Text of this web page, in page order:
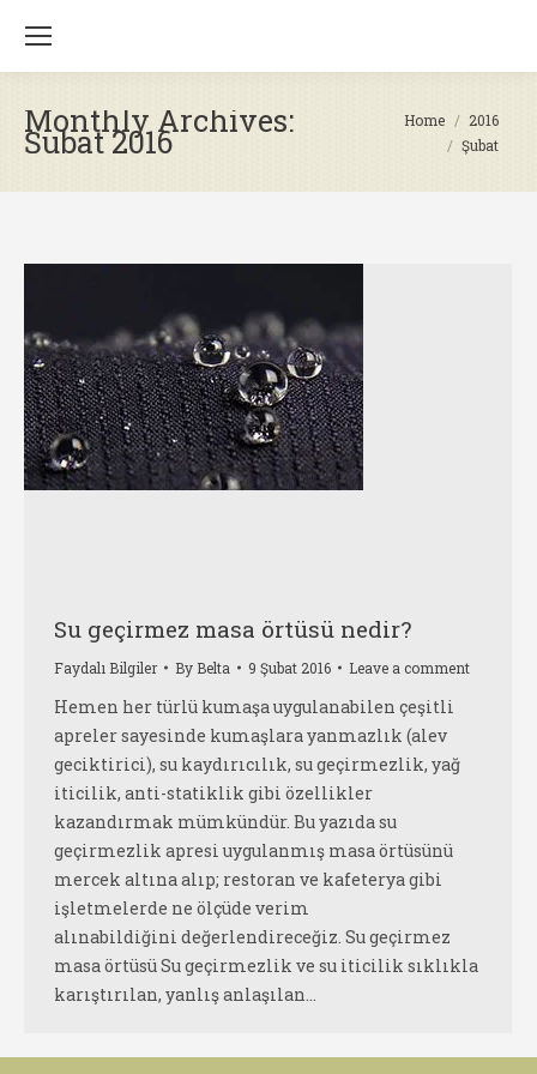
Monthly Archives:
Şubat 2016
You are here:
Home
2016
Şubat
Su geçirmez masa örtüsü nedir?
Faydalı Bilgiler By Belta 9 Şubat 2016 Leave a comment
Hemen her türlü kumaşa uygulanabilen çeşitli
apreler sayesinde kumaşlara yanmazlık (alev
geciktirici), su kaydırıcılık, su geçirmezlik, yağ
iticilik, anti-statiklik gibi özellikler
kazandırmak mümkündür. Bu yazıda su
geçirmezlik apresi uygulanmış masa örtüsünü
mercek altına alıp; restoran ve kafeterya gibi
işletmelerde ne ölçüde verim
alınabildiğini değerlendireceğiz. Su geçirmez
masa örtüsü Su geçirmezlik ve su iticilik sıklıkla
karıştırılan, yanlış anlaşılan…